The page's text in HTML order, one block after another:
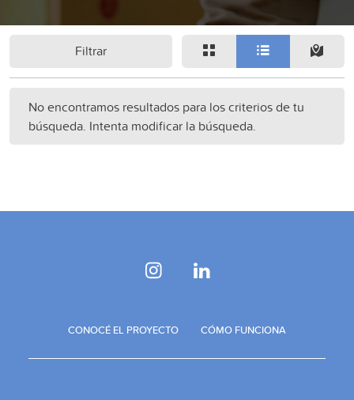
Filtrar
No encontramos resultados para los criterios de tu
búsqueda. Intenta modificar la búsqueda.
CONOCÉ EL PROYECTO CÓMO FUNCIONA